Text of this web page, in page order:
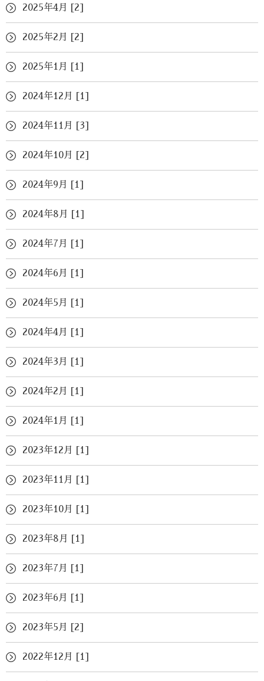
2025年4月 [2]
2025年2月 [2]
2025年1月 [1]
2024年12月 [1]
2024年11月 [3]
2024年10月 [2]
2024年9月 [1]
2024年8月 [1]
2024年7月 [1]
2024年6月 [1]
2024年5月 [1]
2024年4月 [1]
2024年3月 [1]
2024年2月 [1]
2024年1月 [1]
2023年12月 [1]
2023年11月 [1]
2023年10月 [1]
2023年8月 [1]
2023年7月 [1]
2023年6月 [1]
2023年5月 [2]
2022年12月 [1]